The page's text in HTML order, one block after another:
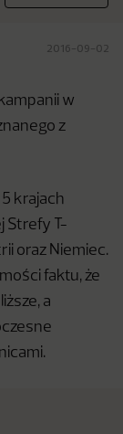
2016-09-02
w
z
krajach
Strefy T-
oraz Niemiec.
faktu, że
a